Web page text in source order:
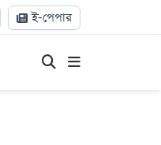
ই-পেপার